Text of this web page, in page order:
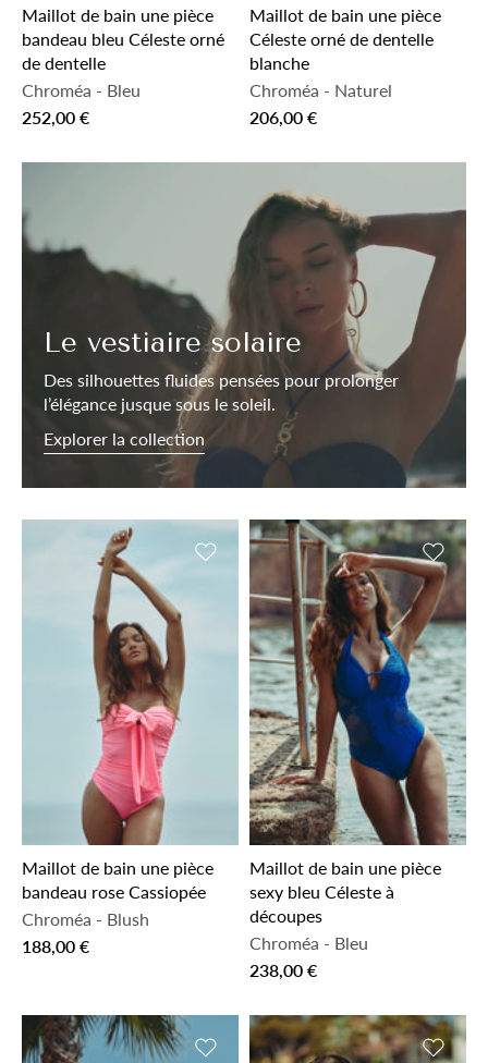
Maillot de bain une pièce
bandeau bleu Céleste orné
de dentelle
Chroméa - Bleu
252,00 €
Maillot de bain une pièce
Céleste orné de dentelle
blanche
Chroméa - Naturel
206,00 €
Ajouter à la liste de souhaits
Maillot de bain une pièce
bandeau rose Cassiopée
Chroméa - Blush
188,00 €
Ajouter
Maillot de bain une pièce
sexy bleu Céleste à
découpes
Chroméa - Bleu
238,00 €
Ajouter à la liste de souhaitsAjouter
Le vestiaire solaire
Des silhouettes fluides pensées pour prolonger
l’élégance jusque sous le soleil.
Explorer la collection